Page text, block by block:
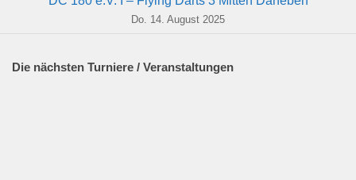
Do. 14. August 2025
Die nächsten Turniere / Veranstaltungen